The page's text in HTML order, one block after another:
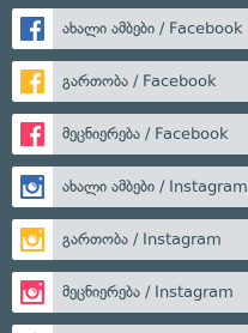
ახალი ამბები / Facebook
გართობა / Facebook
მეცნიერება / Facebook
ახალი ამბები / Instagram
გართობა / Instagram
მეცნიერება / Instagram